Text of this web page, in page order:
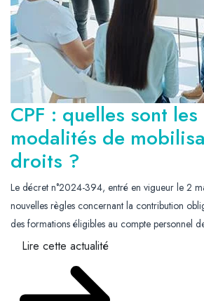
CPF : quelles sont
modalités de
droits ?
Le décret n°2024-394, entré en vigueur le 2
nouvelles règles concernant la contribution
des formations éligibles au compte personnel
Lire cette actualité